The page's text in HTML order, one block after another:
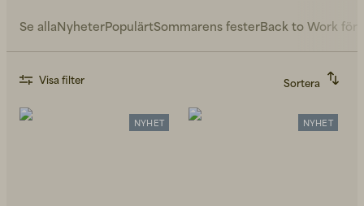
Se allaNyheterPopulärtSommarens festerBack to Work för
Visa filter
Sortera
Alfabetiskt, A-Ö
Alfabetiskt, Ö-A
NYHET NYHET